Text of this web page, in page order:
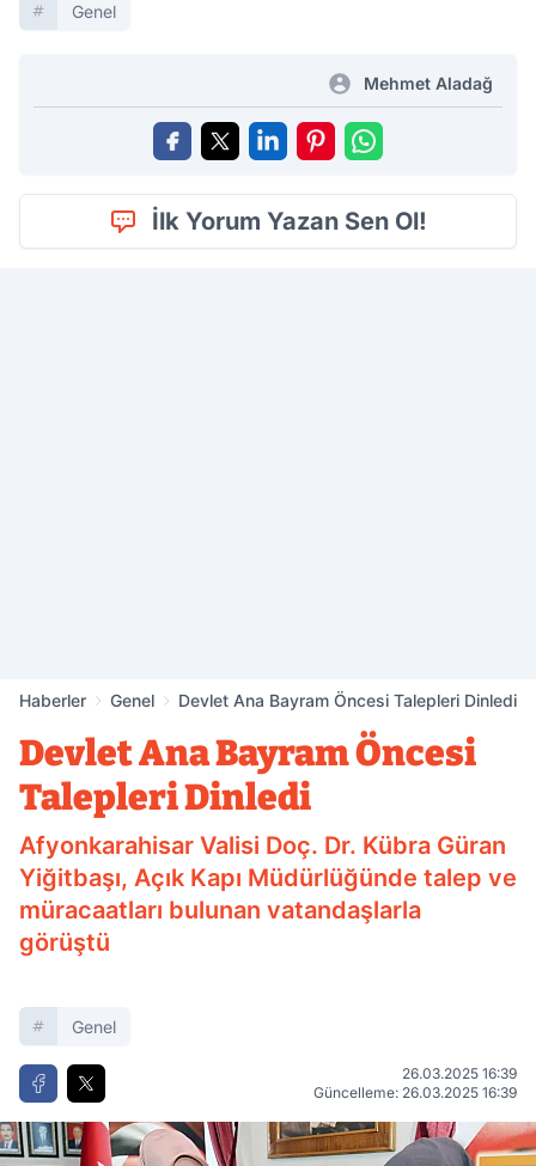
Genel
Mehmet Aladağ
İlk Yorum Yazan Sen Ol!
Haberler Genel Devlet Ana Bayram Öncesi Talepleri Dinledi
Devlet Ana Bayram Öncesi
Talepleri Dinledi
Afyonkarahisar Valisi Doç. Dr. Kübra Güran
Yiğitbaşı, Açık Kapı Müdürlüğünde talep ve
müracaatları bulunan vatandaşlarla
görüştü
Genel
26.03.2025 16:39
Güncelleme: 26.03.2025 16:39